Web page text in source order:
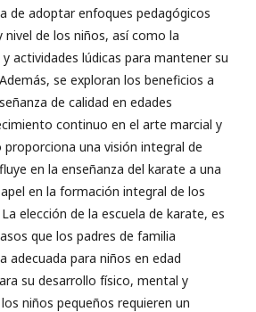
de adoptar enfoques pedagógicos
de los niños, así como la
actividades lúdicas para mantener su
se exploran los beneficios a
de calidad en edades
continuo en el arte marcial y
una visión integral de
en la enseñanza del karate a una
en la formación integral de los
elección de la escuela de karate, es
que los padres de familia
adecuada para niños en edad
su desarrollo físico, mental y
niños pequeños requieren un